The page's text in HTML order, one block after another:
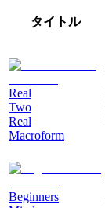
タイトル
Real
Two
Real
Macroform
Beginners